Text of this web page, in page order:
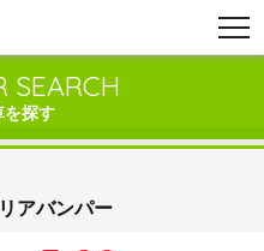
SEARCH
を探す
アバンパー